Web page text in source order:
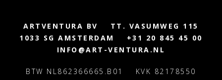
ARTVENTURA BV
TT. VASUMWEG 115
1033 SG AMSTERDAM
+31 20 845 45 00
INFO@ART-VENTURA.NL
BTW NL862366665.B01
KVK 82178550